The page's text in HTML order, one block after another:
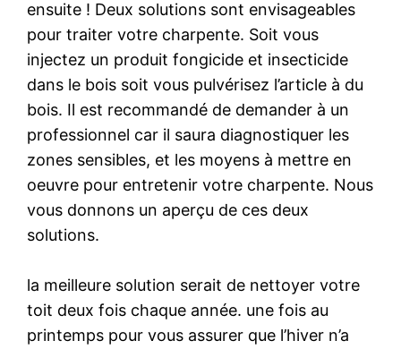
ensuite ! Deux solutions sont envisageables
pour traiter votre charpente. Soit vous
injectez un produit fongicide et insecticide
dans le bois soit vous pulvérisez l’article à du
bois. Il est recommandé de demander à un
professionnel car il saura diagnostiquer les
zones sensibles, et les moyens à mettre en
oeuvre pour entretenir votre charpente. Nous
vous donnons un aperçu de ces deux
solutions.
la meilleure solution serait de nettoyer votre
toit deux fois chaque année. une fois au
printemps pour vous assurer que l’hiver n’a